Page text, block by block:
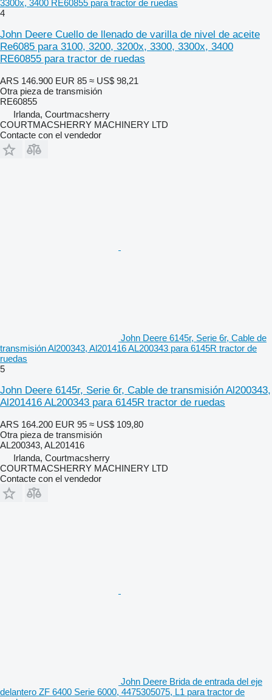
3300x, 3400 RE60855 para tractor de ruedas
4
John Deere Cuello de llenado de varilla de nivel de aceite
Re6085 para 3100, 3200, 3200x, 3300, 3300x, 3400
RE60855 para tractor de ruedas
ARS 146.900 EUR 85 ≈ US$ 98,21
Otra pieza de transmisión
RE60855
Irlanda, Courtmacsherry
COURTMACSHERRY MACHINERY LTD
Contacte con el vendedor
John Deere 6145r, Serie 6r, Cable de
transmisión Al200343, Al201416 AL200343 para 6145R tractor de
ruedas
5
John Deere 6145r, Serie 6r, Cable de transmisión Al200343,
Al201416 AL200343 para 6145R tractor de ruedas
ARS 164.200 EUR 95 ≈ US$ 109,80
Otra pieza de transmisión
AL200343, AL201416
Irlanda, Courtmacsherry
COURTMACSHERRY MACHINERY LTD
Contacte con el vendedor
John Deere Brida de entrada del eje
delantero ZF 6400 Serie 6000, 4475305075, L1 para tractor de